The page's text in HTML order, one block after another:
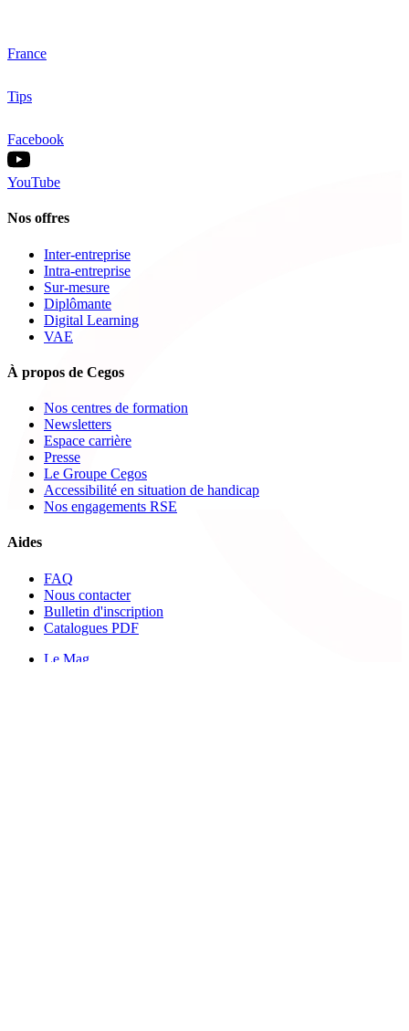
France
Tips
Facebook
YouTube
Nos offres
Inter-entreprise
Intra-entreprise
Sur-mesure
Diplômante
Digital Learning
VAE
À propos de Cegos
Nos centres de formation
Newsletters
Espace carrière
Presse
Le Groupe Cegos
Accessibilité en situation de handicap
Nos engagements RSE
Aides
FAQ
Nous contacter
Bulletin d'inscription
Catalogues PDF
Le Mag